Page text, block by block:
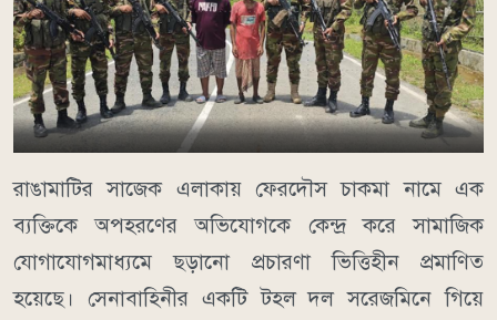
রাঙামাটির সাজেক এলাকায় ফেরদৌস চাকমা নামে এক
ব্যক্তিকে অপহরণের অভিযোগকে কেন্দ্র করে সামাজিক
যোগাযোগমাধ্যমে ছড়ানো প্রচারণা ভিত্তিহীন প্রমাণিত
হয়েছে। সেনাবাহিনীর একটি টহল দল সরেজমিনে গিয়ে